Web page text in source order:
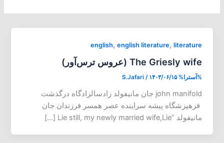
english, english literature, literature
The Griesly wife (عروس ترس‌آور)
%آسترا% S.Jafari / ۱۴۰۳/۰۶/۱۵
john manifold جان مانیفولد زادسالزادگاه درگذشت
فرهیزشگاه پیشه سراینده عصر همسر فرزندان جان
مانیفولد “Lie still, my newly married wife,Lie […]